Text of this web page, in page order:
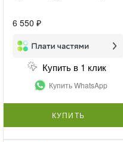
6 550 ₽
Купить в 1 клик
Купить WhatsApp
КУПИТЬ